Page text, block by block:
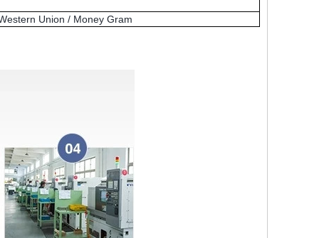
Union / Money Gram